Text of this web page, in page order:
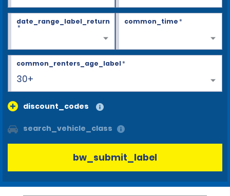
date_range_label_return
*
common_time*
30+
common_renters_age_label*
discount_codes
search_vehicle_class
bw_submit_label